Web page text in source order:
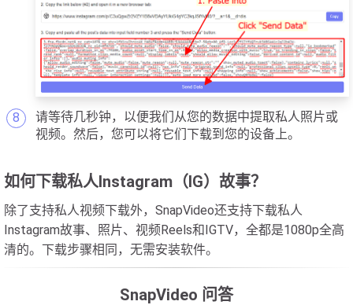
请等待几秒钟，以便我们从您的数据中提取私人照片或
视频。然后，您可以将它们下载到您的设备上。
如何下载私人Instagram（IG）故事？
除了支持私人视频下载外，SnapVideo还支持下载私人
Instagram故事、照片、视频Reels和IGTV，全都是1080p全高
清的。下载步骤相同，无需安装软件。
SnapVideo 问答